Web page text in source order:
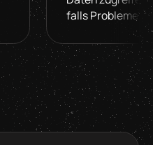
falls Probleme